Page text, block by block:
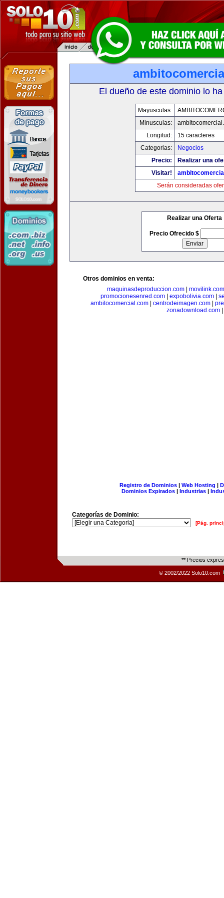
El dueño de este dominio lo
Mayusculas:
Minusculas:
Longitud:
15 caracteres
Categorias:
Negocios
Precio:
Realizar una
Visitar!
Serán consideradas
Realizar una Oferta
Precio Ofrecido $
Otros dominios en venta:
maquinasdeproduccion.com
movilink.com
promocionesenred.com| expobolivia.com|
ambitocomercial.com| centrodeimagen.com|
zonadownload.com|
Registro de Dominios| Web Hosting |
Dominios Expirados | Industrias |
Categorías de Dominio:
[Pág.
** Precios
© 2002/2022 Solo10.com